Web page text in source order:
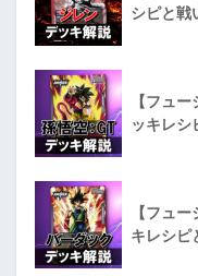
シピと戦
【フュ
ッキレシ
【フュ
キレシピ